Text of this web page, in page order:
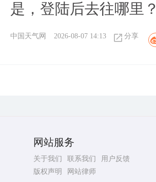
是，登陆后去往哪里？
中国天气网 2026-08-07 14:13 分享
网站服务
关于我们 联系我们
用户反馈
版权声明
网站律师